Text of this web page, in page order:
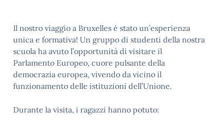
Il nostro viaggio a Bruxelles è stato un’esperienza
unica e formativa! Un gruppo di studenti della nostra
scuola ha avuto l’opportunità di visitare il
Parlamento Europeo, cuore pulsante della
democrazia europea, vivendo da vicino il
funzionamento delle istituzioni dell’Unione.
Durante la visita, i ragazzi hanno potuto: